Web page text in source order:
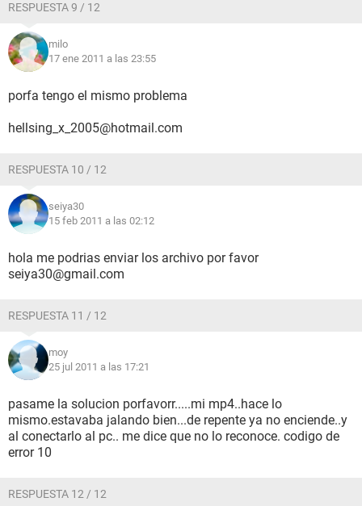
RESPUESTA 9 / 12
milo
17 ene 2011 a las 23:55
porfa tengo el mismo problema
hellsing_x_2005@hotmail.com
RESPUESTA 10 / 12
seiya30
15 feb 2011 a las 02:12
hola me podrias enviar los archivo por favor
seiya30@gmail.com
RESPUESTA 11 / 12
moy
25 jul 2011 a las 17:21
pasame la solucion porfavorr.....mi mp4..hace lo
mismo.estavaba jalando bien...de repente ya no enciende..y
al conectarlo al pc.. me dice que no lo reconoce. codigo de
error 10
RESPUESTA 12 / 12